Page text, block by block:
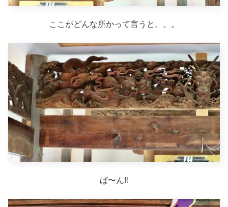
ここがどんな所かって言うと。。。
ば〜ん‼︎